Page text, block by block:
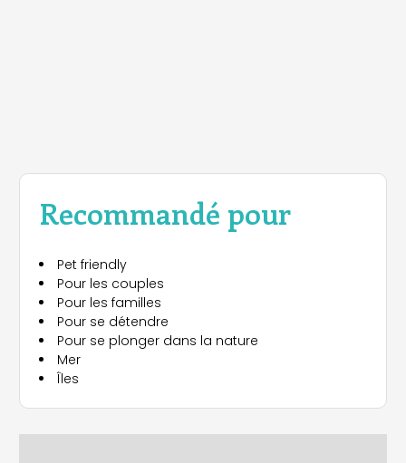
Recommandé pour
Pet friendly
Pour les couples
Pour les familles
Pour se détendre
Pour se plonger dans la nature
Mer
Îles